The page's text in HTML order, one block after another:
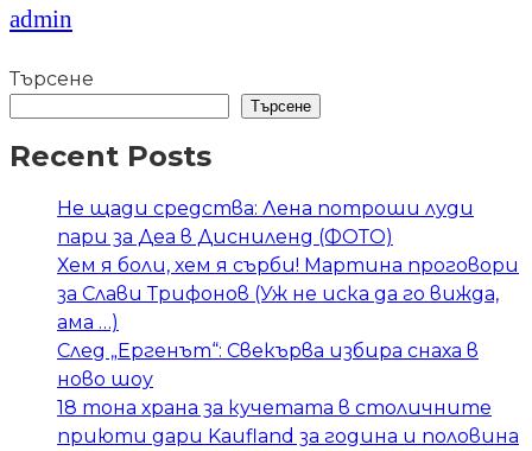
admin
Търсене
Търсене
Recent Posts
Не щади средства: Лена потроши луди
пари за Деа в Дисниленд (ФОТО)
Хем я боли, хем я сърби! Мартина проговори
за Слави Трифонов (Уж не иска да го вижда,
ама …)
След „Ергенът“: Свекърва избира снаха в
ново шоу
18 тона храна за кучетата в столичните
приюти дари Kaufland за година и половина